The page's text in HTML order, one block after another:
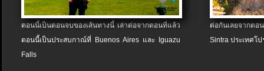
ตอนนี้เป็นตอนจบของเส้นทางนี้ เล่าต่อจากตอนที่แล้ว
ตอนนี้เป็นประสบกาณ์ที่ Buenos Aires และ Iguazu
Falls
ต่อกันเลยจากต
Sintra ประเทศโป